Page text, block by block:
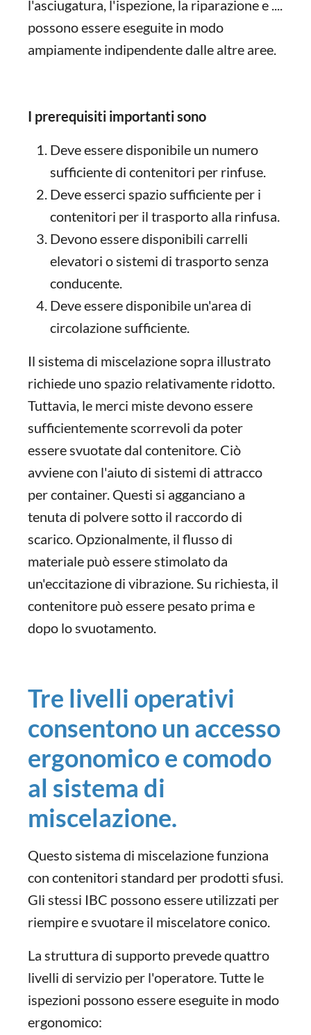
l'asciugatura, l'ispezione, la riparazione e ....
possono essere eseguite in modo
ampiamente indipendente dalle altre aree.
I prerequisiti importanti sono
Deve essere disponibile un numero
sufficiente di contenitori per rinfuse.
Deve esserci spazio sufficiente per i
contenitori per il trasporto alla rinfusa.
Devono essere disponibili carrelli
elevatori o sistemi di trasporto senza
conducente.
Deve essere disponibile un'area di
circolazione sufficiente.
Il sistema di miscelazione sopra illustrato
richiede uno spazio relativamente ridotto.
Tuttavia, le merci miste devono essere
sufficientemente scorrevoli da poter
essere svuotate dal contenitore. Ciò
avviene con l'aiuto di sistemi di attracco
per container. Questi si agganciano a
tenuta di polvere sotto il raccordo di
scarico. Opzionalmente, il flusso di
materiale può essere stimolato da
un'eccitazione di vibrazione. Su richiesta, il
contenitore può essere pesato prima e
dopo lo svuotamento.
Tre livelli operativi
consentono un accesso
ergonomico e comodo
al sistema di
miscelazione.
Questo sistema di miscelazione funziona
con contenitori standard per prodotti sfusi.
Gli stessi IBC possono essere utilizzati per
riempire e svuotare il miscelatore conico.
La struttura di supporto prevede quattro
livelli di servizio per l'operatore. Tutte le
ispezioni possono essere eseguite in modo
ergonomico: